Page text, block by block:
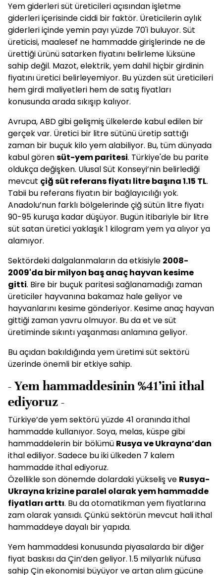
Yem giderleri süt üreticileri açısından işletme
giderleri içerisinde ciddi bir faktör. Üreticilerin aylık
giderleri içinde yemin payı yüzde 70'i buluyor. Süt
üreticisi, maalesef ne hammadde girişlerinde ne de
ürettiği ürünü satarken fiyatını belirleme lüksüne
sahip değil. Mazot, elektrik, yem dahil hiçbir girdinin
fiyatını üretici belirleyemiyor. Bu yüzden süt üreticileri
hem girdi maliyetleri hem de satış fiyatları
konusunda arada sıkışıp kalıyor.
Avrupa, ABD gibi gelişmiş ülkelerde kabul edilen bir
gerçek var. Üretici bir litre sütünü üretip sattığı
zaman bir buçuk kilo yem alabiliyor. Bu, tüm dünyada
kabul görensüt-yem paritesi. Türkiye'de bu parite
oldukça değişken. Ulusal Süt Konseyi’nin belirlediği
mevcut çiğ süt referans fiyatı litre başına 1.15 TL.
Tabii bu referans fiyatın bir bağlayıcılığı yok.
Anadolu’nun farklı bölgelerinde çiğ sütün litre fiyatı
90-95 kuruşa kadar düşüyor. Bugün itibariyle bir litre
süt satan üretici yaklaşık 1 kilogram yem ya alıyor ya
alamıyor.
Sektördeki dalgalanmaların da etkisiyle 2008-
2009'da bir milyon baş anaç hayvan kesime
gitti. Bire bir buçuk paritesi sağlanamadığı zaman
üreticiler hayvanına bakamaz hale geliyor ve
hayvanlarını kesime gönderiyor. Kesime anaç hayvan
gittiği zaman yavru olmuyor. Bu da et ve süt
üretiminde sıkıntı yaşanması anlamına geliyor.
Bu açıdan bakıldığında yem üretimi süt sektörü
üzerinde önemli bir etkiye sahip.
- Yem hammaddesinin %41’ini ithal
ediyoruz -
Türkiye’de yem sektörü yüzde 41 oranında ithal
hammadde kullanıyor. Soya, melas, küspe gibi
hammaddelerin bir bölümü Rusya ve Ukrayna’dan
ithal ediliyor. Sadece bu iki ülkeden 7 kalem
hammadde ithal ediyoruz.
Özellikle son dönemde dolardaki yükseliş ve Rusya-
Ukrayna krizine paralel olarak yem hammadde
fiyatları arttı. Bu da otomatikman yem fiyatlarına
zam olarak yansıdı. Çünkü sektörün mevcut hali ithal
hammaddeye dayalı bir yapıda.
Yem hammaddesi konusunda piyasalarda bir diğer
fiyat baskısı da Çin’den geliyor. 1.5 milyarlık nüfusa
sahip Çin ekonomisi büyüyor ve artan alım gücüne